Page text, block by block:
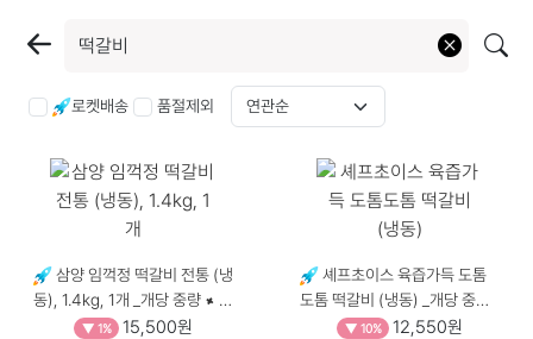
로켓배송 품절제외
삼양 임꺽정 떡갈비 전통 (냉
동), 1.4kg, 1개 _개당 중량 × 수
량, 1.4kg × 1개
▼ 1% 15,500원
셰프초이스 육즙가득 도톰
도톰 떡갈비 (냉동) _개당 중량
× 수량, 1kg × 1개
▼ 10% 12,550원